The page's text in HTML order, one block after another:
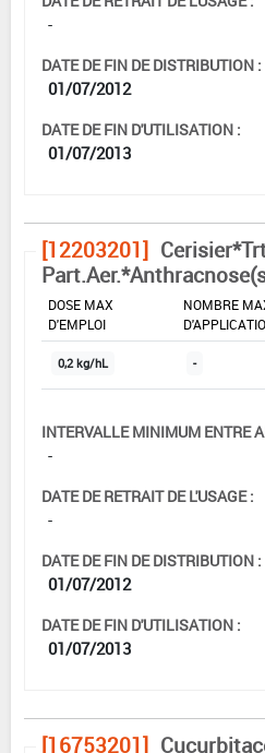
-
DATE DE FIN DE DISTRIBUTION :
01/07/2012
DATE DE FIN D'UTILISATION :
01/07/2013
[12203201]
DOSE MAX
D'EMPLOI
NOMBRE
0,2 kg/hL -
INTERVALLE MINIMUM ENTRE
-
DATE DE RETRAIT DE L'USAGE :
-
DATE DE FIN DE DISTRIBUTION :
01/07/2012
DATE DE FIN D'UTILISATION :
01/07/2013
[16753201]